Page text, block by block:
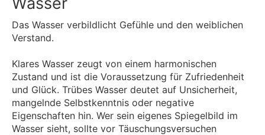
Das Wasser verbildlicht Gefühle und den weiblichen
Verstand.
Klares Wasser zeugt von einem harmonischen
Zustand und ist die Voraussetzung für Zufriedenheit
und Glück. Trübes Wasser deutet auf Unsicherheit,
mangelnde Selbstkenntnis oder negative
Eigenschaften hin. Wer sein eigenes Spiegelbild im
Wasser sieht, sollte vor Täuschungsversuchen